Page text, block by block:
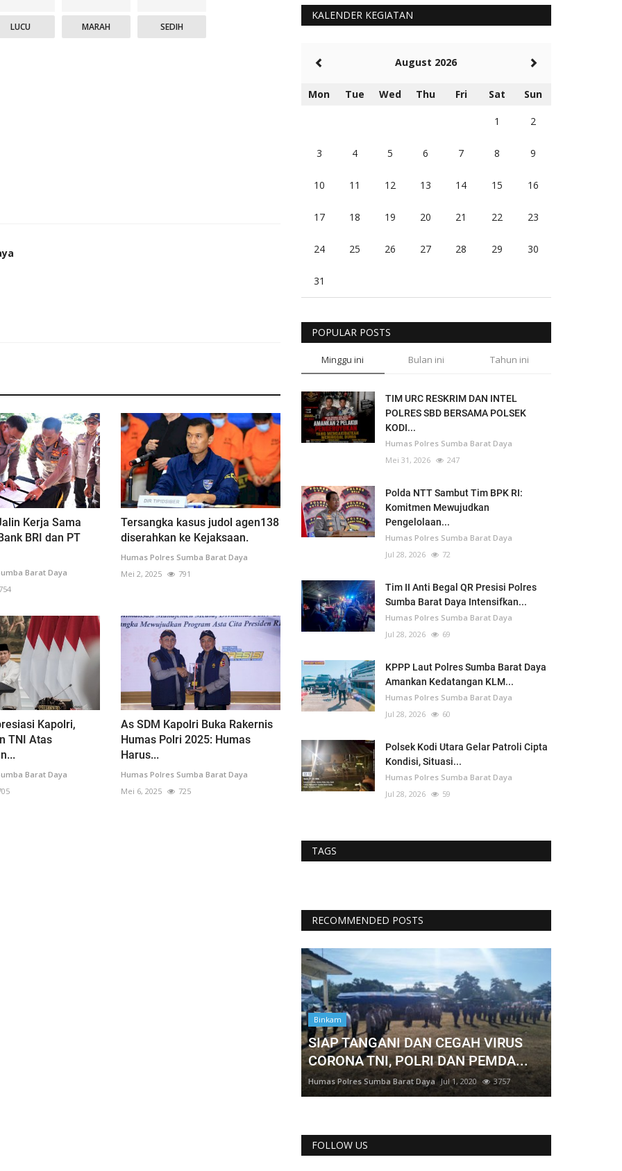
LUCU MARAH SEDIH
Kerja Sama
BRI dan PT
Barat Daya
754
Tersangka kasus judol agen138
diserahkan ke Kejaksaan.
Humas Polres Sumba Barat Daya
Mei 2, 2025
791
Kapolri,
TNI Atas
Barat Daya
As SDM Kapolri Buka Rakernis
Humas Polri 2025: Humas
Harus...
Humas Polres Sumba Barat Daya
Mei 6, 2025
725
KALENDER KEGIATAN
August 2026
Mon Tue Wed Thu Fri Sat Sun
1 2
3 4 5 6 7 8 9
10 11 12 13 14 15 16
17 18 19 20 21 22 23
24 25 26 27 28 29 30
31
POPULAR POSTS
Minggu ini Bulan ini Tahun ini
TIM URC RESKRIM DAN INTEL
POLRES SBD BERSAMA POLSEK
KODI...
Humas Polres Sumba Barat Daya
Mei 31, 2026
247
Polda NTT Sambut Tim BPK RI:
Komitmen Mewujudkan
Pengelolaan...
Humas Polres Sumba Barat Daya
Jul 28, 2026
72
Tim II Anti Begal QR Presisi Polres
Sumba Barat Daya Intensifkan...
Humas Polres Sumba Barat Daya
Jul 28, 2026
69
KPPP Laut Polres Sumba Barat Daya
Amankan Kedatangan KLM...
Humas Polres Sumba Barat Daya
Jul 28, 2026
60
Polsek Kodi Utara Gelar Patroli Cipta
Kondisi, Situasi...
Humas Polres Sumba Barat Daya
Jul 28, 2026
59
TAGS
RECOMMENDED POSTS
Binkam
SIAP TANGANI DAN CEGAH VIRUS
CORONA TNI, POLRI DAN PEMDA...
Humas Polres Sumba Barat Daya Jul 1, 2020 3757
FOLLOW US